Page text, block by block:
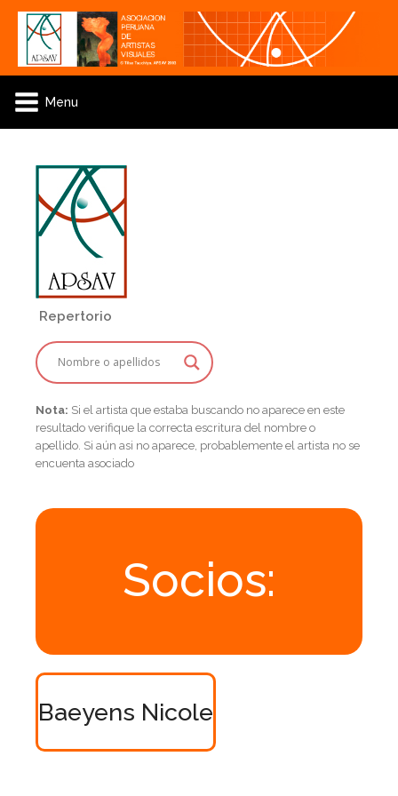
Menu
Repertorio
Nota: Si el artista que estaba buscando no aparece en este
resultado verifique la correcta escritura del nombre o
apellido. Si aún asi no aparece, probablemente el artista no se
encuenta asociado
Socios:
Baeyens Nicole